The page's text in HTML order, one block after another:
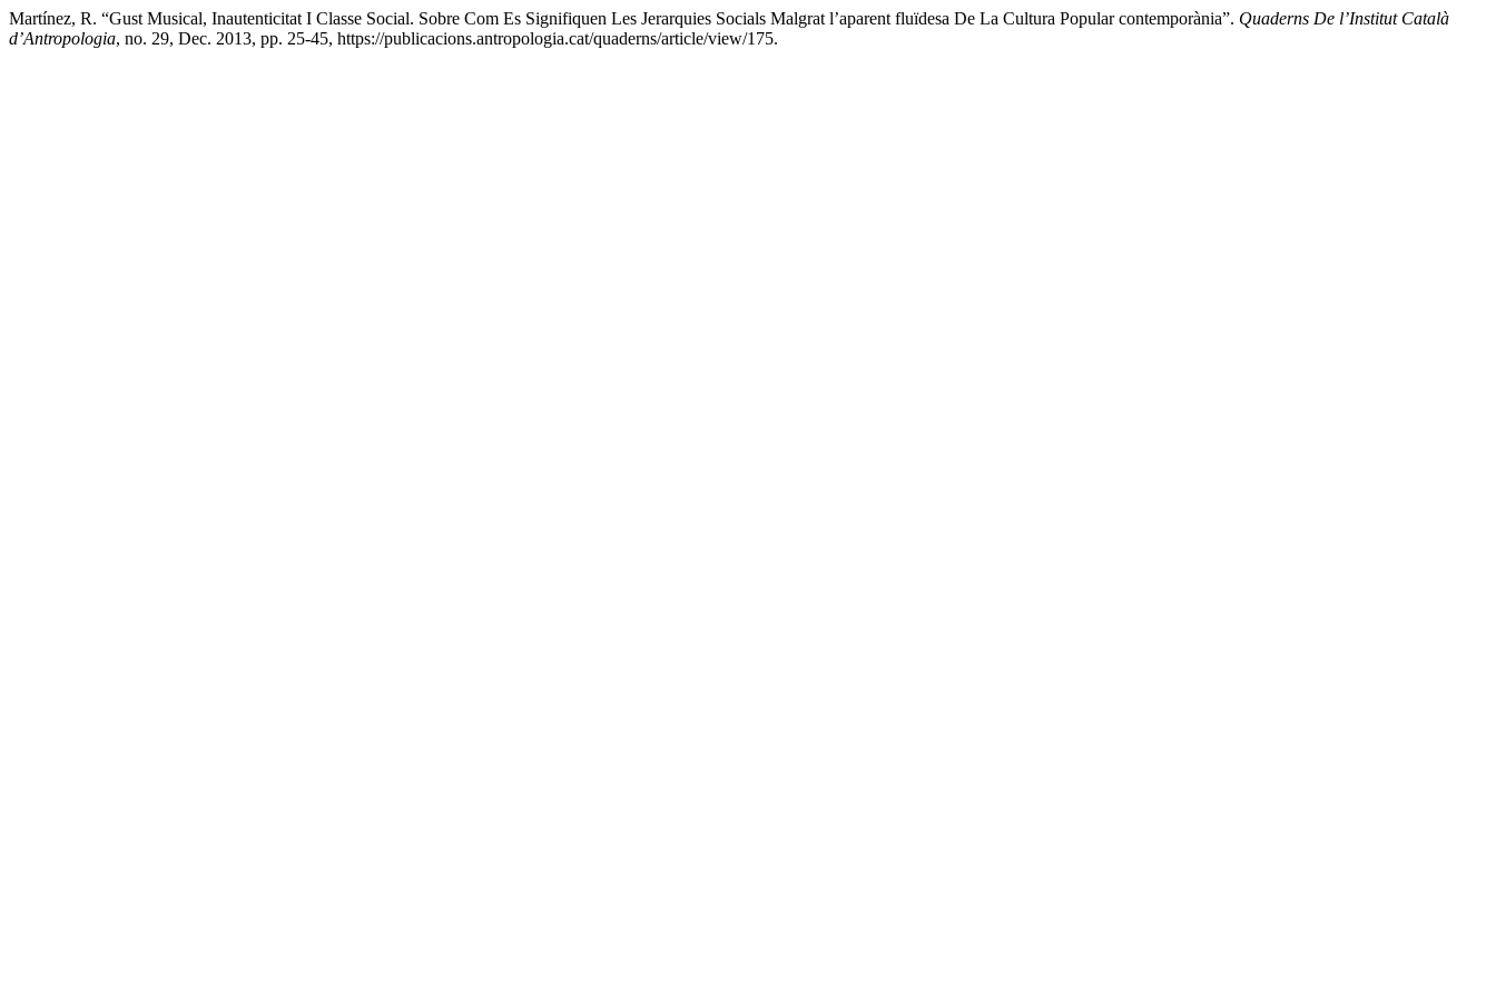
Martínez, R. “Gust Musical, Inautenticitat I Classe Social. Sobre Com Es Signifiquen Les Jerarquies Socials Malgrat l’aparent fluïdesa De La Cultura Popular contemporània”. Quaderns De l’Institut Català
d’Antropologia, no. 29, Dec. 2013, pp. 25-45, https://publicacions.antropologia.cat/quaderns/article/view/175.